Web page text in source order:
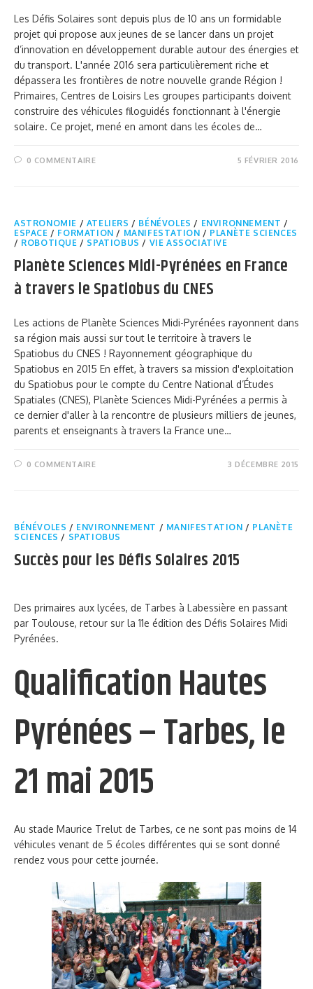
Les Défis Solaires sont depuis plus de 10 ans un formidable
projet qui propose aux jeunes de se lancer dans un projet
d’innovation en développement durable autour des énergies et
du transport. L'année 2016 sera particulièrement riche et
dépassera les frontières de notre nouvelle grande Région !
Primaires, Centres de Loisirs Les groupes participants doivent
construire des véhicules filoguidés fonctionnant à l'énergie
solaire. Ce projet, mené en amont dans les écoles de…
0 COMMENTAIRE 5 FÉVRIER 2016
ASTRONOMIE / ATELIERS / BÉNÉVOLES / ENVIRONNEMENT /
ESPACE / FORMATION / MANIFESTATION / PLANÈTE SCIENCES
/ ROBOTIQUE / SPATIOBUS / VIE ASSOCIATIVE
Planète Sciences Midi-Pyrénées en France
à travers le Spatiobus du CNES
Les actions de Planète Sciences Midi-Pyrénées rayonnent dans
sa région mais aussi sur tout le territoire à travers le
Spatiobus du CNES ! Rayonnement géographique du
Spatiobus en 2015 En effet, à travers sa mission d'exploitation
du Spatiobus pour le compte du Centre National d’Études
Spatiales (CNES), Planète Sciences Midi-Pyrénées a permis à
ce dernier d'aller à la rencontre de plusieurs milliers de jeunes,
parents et enseignants à travers la France une…
0 COMMENTAIRE 3 DÉCEMBRE 2015
BÉNÉVOLES / ENVIRONNEMENT / MANIFESTATION / PLANÈTE
SCIENCES / SPATIOBUS
Succès pour les Défis Solaires 2015
Des primaires aux lycées, de Tarbes à Labessière en passant
par Toulouse, retour sur la 11e édition des Défis Solaires Midi
Pyrénées.
Qualification Hautes
Pyrénées – Tarbes, le
21 mai 2015
Au stade Maurice Trelut de Tarbes, ce ne sont pas moins de 14
véhicules venant de 5 écoles différentes qui se sont donné
rendez vous pour cette journée.